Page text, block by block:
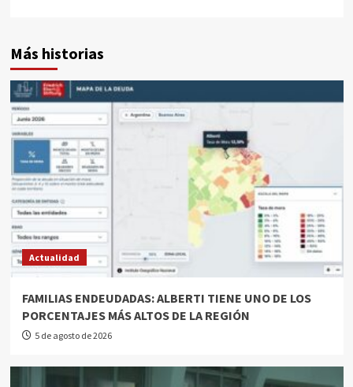
Más historias
Actualidad
FAMILIAS ENDEUDADAS: ALBERTI TIENE UNO DE LOS
PORCENTAJES MÁS ALTOS DE LA REGIÓN
5 de agosto de 2026